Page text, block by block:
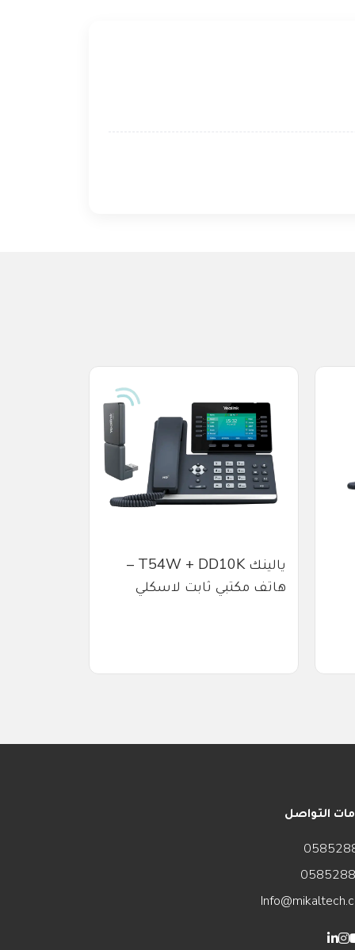
يالينك T54W + DD10K –
هاتف مكتبي ثابت لاسكلي
التواصل